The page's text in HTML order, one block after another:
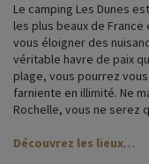
Le camping Les Dunes
les plus beaux de
vous éloigner des
véritable havre de paix
plage, vous pourrez
farniente en illimité. Ne
Rochelle, vous ne serez
Découvrez les lieux